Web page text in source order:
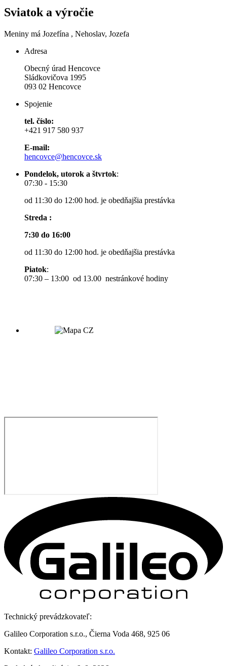
Sviatok a výročie
Meniny má Jozefína , Nehoslav, Jozefa
Adresa
Obecný úrad Hencovce
Sládkovičova 1995
093 02 Hencovce
Spojenie
tel. číslo:
+421 917 580 937
E-mail:
hencovce@hencovce.sk
Pondelok, utorok a štvrtok:
07:30 - 15:30
od 11:30 do 12:00 hod. je obedňajšia prestávka
Streda :
7:30 do 16:00
od 11:30 do 12:00 hod. je obedňajšia prestávka
Piatok:
07:30 – 13:00 od 13.00 nestránkové hodiny
Technický prevádzkovateľ:
Galileo Corporation s.r.o., Čierna Voda 468, 925 06
Kontakt: Galileo Corporation s.r.o.